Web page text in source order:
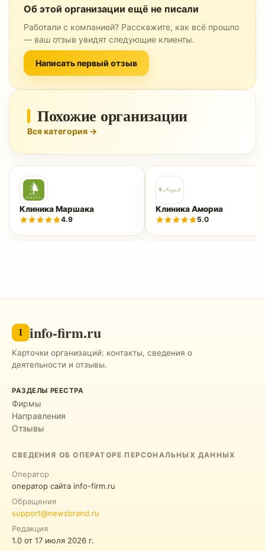
Об этой организации ещё не писали
Работали с компанией? Расскажите, как всё прошло
— ваш отзыв увидят следующие клиенты.
Написать первый отзыв
Похожие организации
Вся категория →
Клиника Маршака
4.9
Клиника Амориа
5.0
I info-firm.ru
Карточки организаций: контакты, сведения о
деятельности и отзывы.
РАЗДЕЛЫ РЕЕСТРА
Фирмы
Направления
Отзывы
СВЕДЕНИЯ ОБ ОПЕРАТОРЕ ПЕРСОНАЛЬНЫХ ДАННЫХ
Оператор
оператор сайта info-firm.ru
Обращения
support@newsbrand.ru
Редакция
1.0 от 17 июля 2026 г.